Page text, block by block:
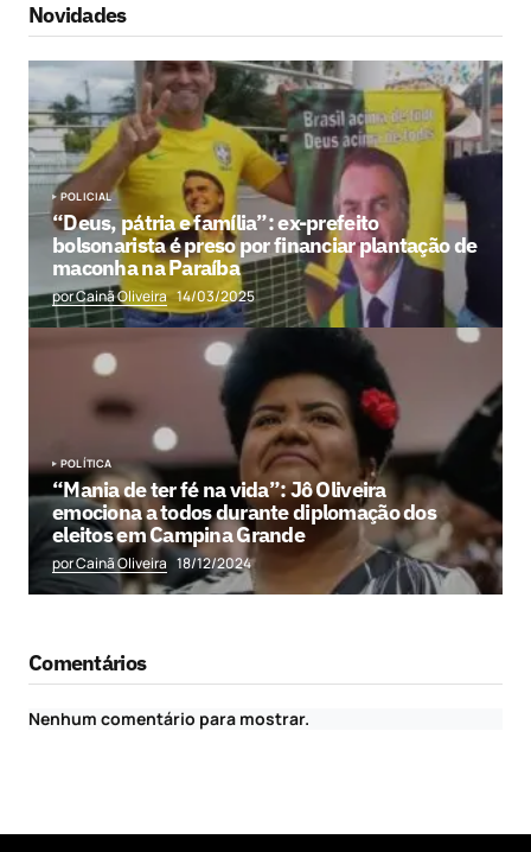
Novidades
POLICIAL
“Deus, pátria e família”: ex-prefeito
bolsonarista é preso por financiar plantação de
maconha na Paraíba
por Cainã Oliveira 14/03/2025
POLÍTICA
“Mania de ter fé na vida”: Jô Oliveira
emociona a todos durante diplomação dos
eleitos em Campina Grande
por Cainã Oliveira 18/12/2024
Comentários
Nenhum comentário para mostrar.